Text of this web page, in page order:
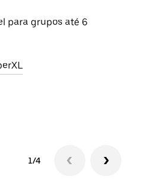
para grupos até 6
1/4